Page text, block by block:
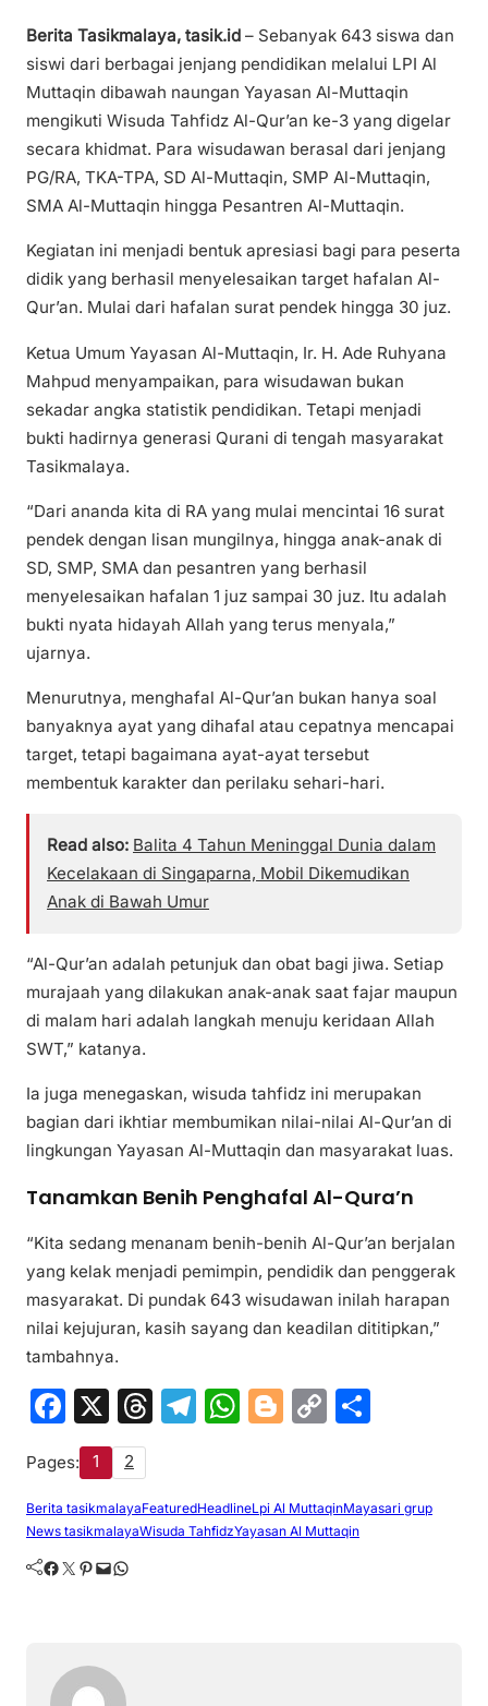
Berita Tasikmalaya, tasik.id – Sebanyak 643 siswa dan
siswi dari berbagai jenjang pendidikan melalui LPI Al
Muttaqin dibawah naungan Yayasan Al-Muttaqin
mengikuti Wisuda Tahfidz Al-Qur’an ke-3 yang digelar
secara khidmat. Para wisudawan berasal dari jenjang
PG/RA, TKA-TPA, SD Al-Muttaqin, SMP Al-Muttaqin,
SMA Al-Muttaqin hingga Pesantren Al-Muttaqin.
Kegiatan ini menjadi bentuk apresiasi bagi para peserta
didik yang berhasil menyelesaikan target hafalan Al-
Qur’an. Mulai dari hafalan surat pendek hingga 30 juz.
Ketua Umum Yayasan Al-Muttaqin, Ir. H. Ade Ruhyana
Mahpud menyampaikan, para wisudawan bukan
sekadar angka statistik pendidikan. Tetapi menjadi
bukti hadirnya generasi Qurani di tengah masyarakat
Tasikmalaya.
“Dari ananda kita di RA yang mulai mencintai 16 surat
pendek dengan lisan mungilnya, hingga anak-anak di
SD, SMP, SMA dan pesantren yang berhasil
menyelesaikan hafalan 1 juz sampai 30 juz. Itu adalah
bukti nyata hidayah Allah yang terus menyala,”
ujarnya.
Menurutnya, menghafal Al-Qur’an bukan hanya soal
banyaknya ayat yang dihafal atau cepatnya mencapai
target, tetapi bagaimana ayat-ayat tersebut
membentuk karakter dan perilaku sehari-hari.
Read also: Balita 4 Tahun Meninggal Dunia dalam
Kecelakaan di Singaparna, Mobil Dikemudikan
Anak di Bawah Umur
“Al-Qur’an adalah petunjuk dan obat bagi jiwa. Setiap
murajaah yang dilakukan anak-anak saat fajar maupun
di malam hari adalah langkah menuju keridaan Allah
SWT,” katanya.
Ia juga menegaskan, wisuda tahfidz ini merupakan
bagian dari ikhtiar membumikan nilai-nilai Al-Qur’an di
lingkungan Yayasan Al-Muttaqin dan masyarakat luas.
Tanamkan Benih Penghafal Al-Qura’n
“Kita sedang menanam benih-benih Al-Qur’an berjalan
yang kelak menjadi pemimpin, pendidik dan penggerak
masyarakat. Di pundak 643 wisudawan inilah harapan
nilai kejujuran, kasih sayang dan keadilan dititipkan,”
tambahnya.
F
a
c
e
b
o
X
T
a
d
T
gr
a
W
s
A
Bl
g
er
C
y
Li
e
Pages: 1 2
Berita tasikmalayaFeaturedHeadlineLpi Al MuttaqinMayasari grup
News tasikmalayaWisuda TahfidzYayasan Al Muttaqin
Facebook Twitter Pinterest Mail WhatsApp